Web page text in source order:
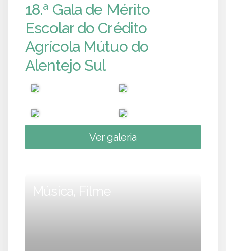
18.ª Gala de Mérito
Escolar do Crédito
Agrícola Mútuo do
Alentejo Sul
Ver galeria
Música, Filme